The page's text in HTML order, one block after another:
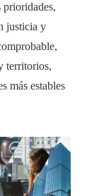
prioridades,
justicia y
territorios,
más estables